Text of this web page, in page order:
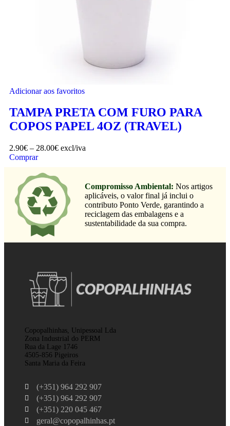
Adicionar aos favoritos
TAMPA PRETA COM FURO PARA
COPOS PAPEL 4OZ (TRAVEL)
2.90€ – 28.00€ excl/iva
Comprar
Compromisso Ambiental: Nos artigos
aplicáveis, o valor final já inclui o
contributo Ponto Verde, garantindo a
reciclagem das embalagens e a
sustentabilidade da sua compra.
Copopalhinhas, Unipessoal Lda
Zona Industrial do PERM
Rua da Lage 1746
4505-856 Pigeiros
Santa Maria da Feira
(+351) 964 292 907
(+351) 964 292 907
(+351) 220 045 467
geral@copopalhinhas.pt